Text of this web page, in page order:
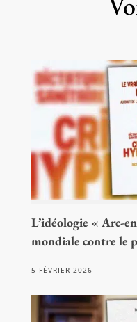
L’idéologie « Arc-
mondiale contre le
5 FÉVRIER 2026